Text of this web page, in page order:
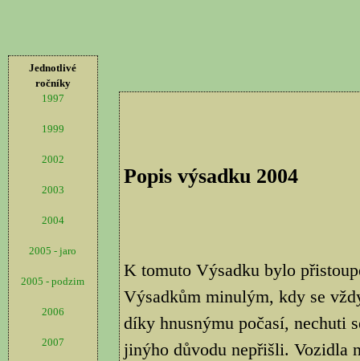
Jednotlivé
ročníky
1997
1999
2002
2003
2004
2005 - jaro
2005 - podzim
2006
2007
Popis výsadku 2004
K tomuto Výsadku bylo
Výsadkům minulým, kdy se
díky hnusnýmu počasí, nechuti
jinýho důvodu nepřišli. Vozidla